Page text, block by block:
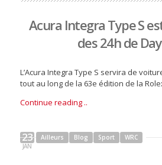
Acura Integra Type S
des 24h de
L’Acura Integra Type S servira de
tout au long de la 63e édition de la
Continue reading ..
23
JAN
Ailleurs Blog Sport WRC